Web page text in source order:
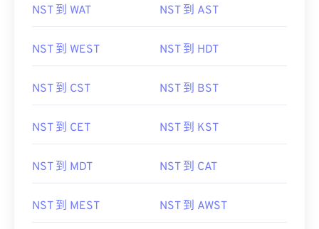
NST 到 WAT NST 到 AST
NST 到 WEST NST 到 HDT
NST 到 CST NST 到 BST
NST 到 CET NST 到 KST
NST 到 MDT NST 到 CAT
NST 到 MEST NST 到 AWST